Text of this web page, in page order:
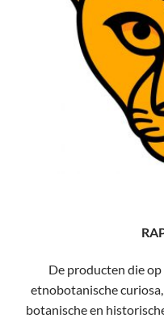
De producten die
etnobotanische
botanische en